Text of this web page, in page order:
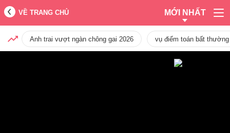
VỀ TRANG CHỦ MỚI NHẤT
Anh trai vượt ngàn chông gai 2026 vụ điểm toán bất